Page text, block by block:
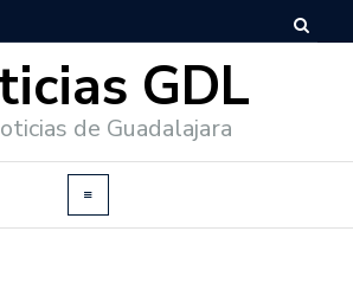
GDL
de Guadalajara